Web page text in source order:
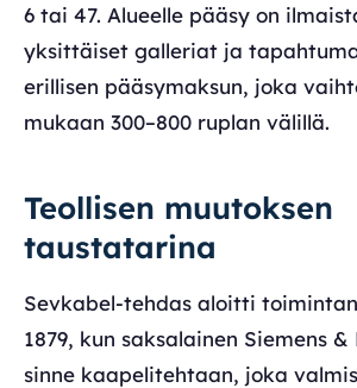
6 tai 47. Alueelle pääsy on
yksittäiset galleriat ja
erillisen pääsymaksun, joka
mukaan 300–800 ruplan välillä.
Teollisen muutoksen
taustatarina
Sevkabel-tehdas aloitti
1879, kun saksalainen Siemens
sinne kaapelitehtaan, joka